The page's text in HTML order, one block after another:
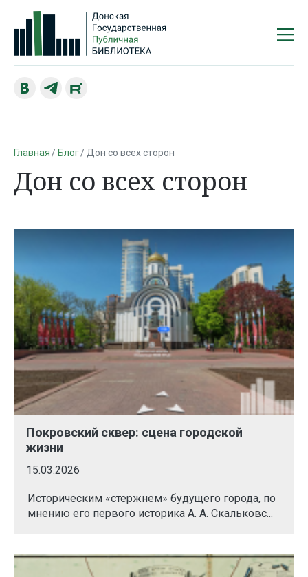
Главная Блог Дон со всех сторон
Дон со всех сторон
Покровский сквер: сцена городской
жизни
15.03.2026
Историческим «стержнем» будущего города, по
мнению его первого историка А. А. Скальковс...